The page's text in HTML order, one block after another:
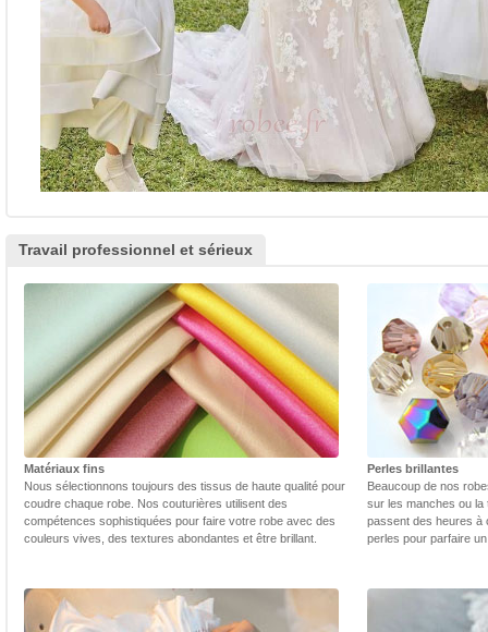
Travail professionnel et sérieux
Matériaux fins
Nous sélectionnons toujours des tissus de haute qualité pour
coudre chaque robe. Nos couturières utilisent des
compétences sophistiquées pour faire votre robe avec des
couleurs vives, des textures abondantes et être brillant.
Perles brillantes
Beaucoup de nos
sur les manches ou la
passent des heures à
perles pour parfaire